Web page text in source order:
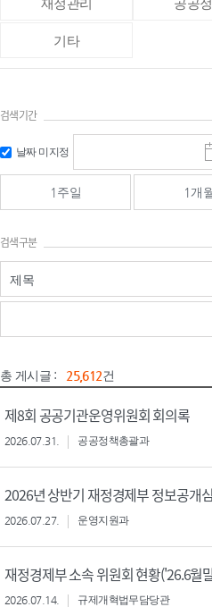
재정관리 공공
기타
검색기간
날짜 미지정
시
작
일
선
1주일 1개
검색구분
제목
총 게시글 : 25,612건
제8회 공공기관운영위원회 회의록
2026.07.31. 공공정책총괄과
2026년 상반기 재정경제부 정보공개
2026.07.27. 운영지원과
재정경제부 소속 위원회 현황('26.6월
2026.07.14. 규제개혁법무담당관